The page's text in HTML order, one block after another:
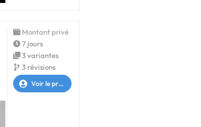
Montant privé
7 jours
3 variantes
3 révisions
Voir le profil